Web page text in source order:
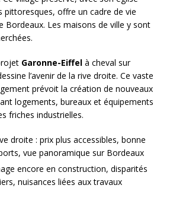
pittoresques, offre un cadre de vie
Bordeaux. Les maisons de ville y sont
Garonne-Eiffel à cheval sur
l’avenir de la rive droite. Ce vaste
prévoit la création de nouveaux
logements, bureaux et équipements
friches industrielles.
droite : prix plus accessibles, bonne
vue panoramique sur Bordeaux
encore en construction, disparités
nuisances liées aux travaux